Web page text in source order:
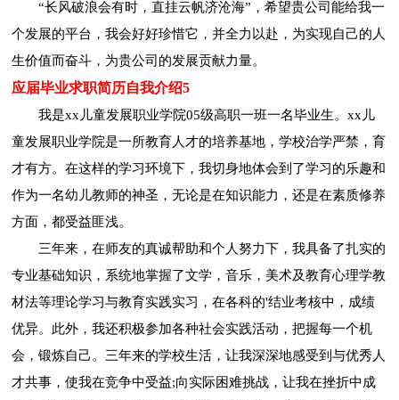
“长风破浪会有时，直挂云帆济沧海”，希望贵公司能给我一
个发展的平台，我会好好珍惜它，并全力以赴，为实现自己的人
生价值而奋斗，为贵公司的发展贡献力量。
应届毕业求职简历自我介绍5
我是xx儿童发展职业学院05级高职一班一名毕业生。xx儿
童发展职业学院是一所教育人才的培养基地，学校治学严禁，育
才有方。在这样的学习环境下，我切身地体会到了学习的乐趣和
作为一名幼儿教师的神圣，无论是在知识能力，还是在素质修养
方面，都受益匪浅。
三年来，在师友的真诚帮助和个人努力下，我具备了扎实的
专业基础知识，系统地掌握了文学，音乐，美术及教育心理学教
材法等理论学习与教育实践实习，在各科的'结业考核中，成绩
优异。此外，我还积极参加各种社会实践活动，把握每一个机
会，锻炼自己。三年来的学校生活，让我深深地感受到与优秀人
才共事，使我在竞争中受益;向实际困难挑战，让我在挫折中成